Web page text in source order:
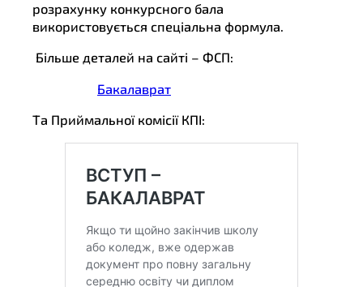
розрахунку конкурсного бала
використовується спеціальна формула.
Більше деталей на сайті – ФСП:
Бакалаврат
Та Приймальної комісії КПІ: